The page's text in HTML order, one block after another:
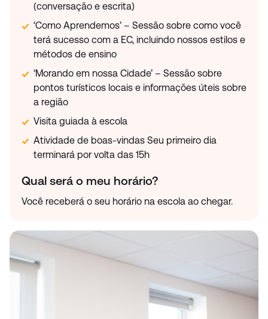
(conversação e escrita)
‘Como Aprendemos’ – Sessão sobre como você
terá sucesso com a EC, incluindo nossos estilos e
métodos de ensino
‘Morando em nossa Cidade’ – Sessão sobre
pontos turísticos locais e informações úteis sobre
a região
Visita guiada à escola
Atividade de boas-vindas Seu primeiro dia
terminará por volta das 15h
Qual será o meu horário?
Você receberá o seu horário na escola ao chegar.